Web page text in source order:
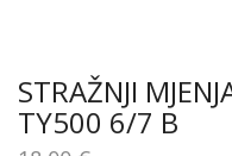
STRAŽNJI
TY500 6/7 B